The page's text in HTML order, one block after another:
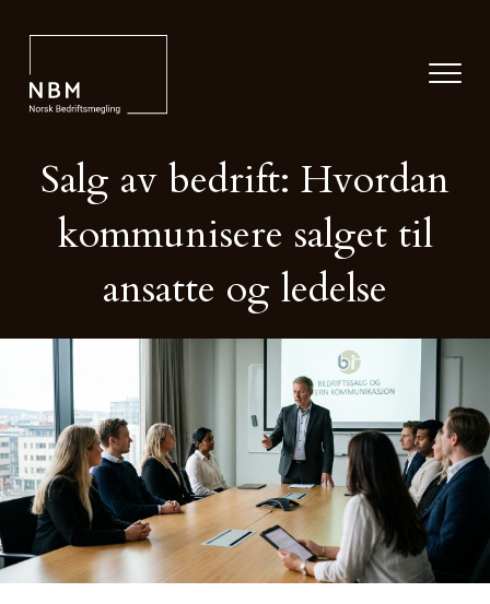
Salg av bedrift: Hvordan
kommunisere salget til
ansatte og ledelse